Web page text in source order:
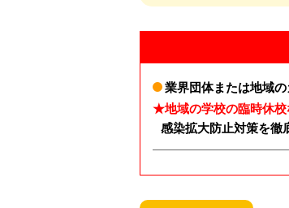
業界団体または地域
★地域の学校の臨時休
感染拡大防止対策を徹